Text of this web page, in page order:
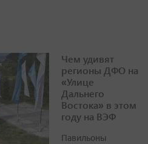
Чем удивят
регионы ДФО на
«Улице
Дальнего
Востока» в этом
году на ВЭФ
Павильоны